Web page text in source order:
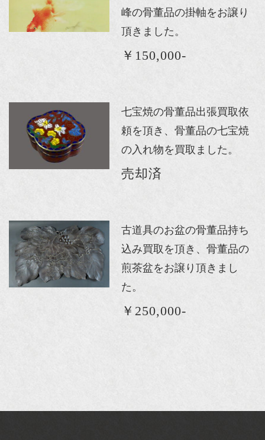
峰の骨董品の掛軸をお譲り
頂きました。
￥150,000-
七宝焼の骨董品出張買取依
頼を頂き、骨董品の七宝焼
の入れ物を買取ました。
売却済
古道具のお盆の骨董品持ち
込み買取を頂き、骨董品の
煎茶盆をお譲り頂きまし
た。
￥250,000-